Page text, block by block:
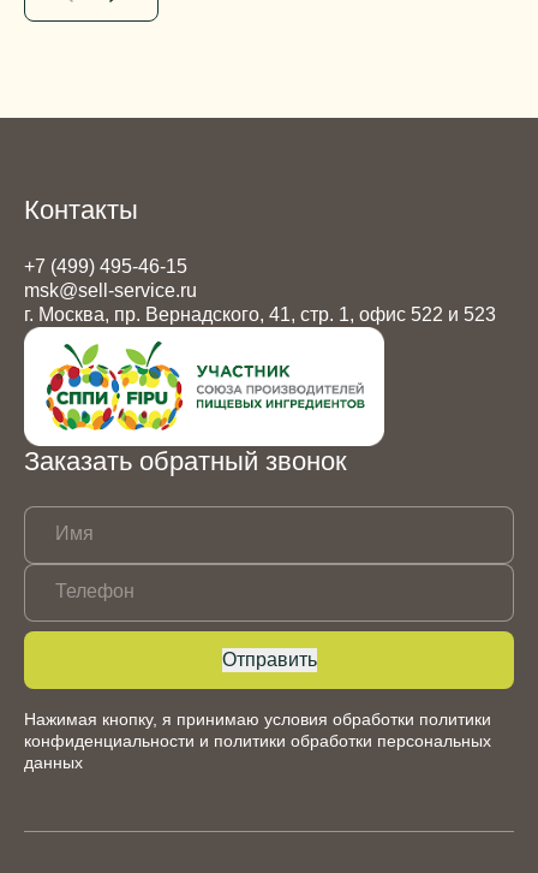
Контакты
+7 (499) 495-46-15
msk@sell-service.ru
г. Москва, пр. Вернадского, 41, стр. 1, офис 522 и 523
Заказать обратный звонок
Имя
Телефон
Отправить
Нажимая кнопку, я принимаю условия обработки политики
конфиденциальности и политики обработки персональных
данных